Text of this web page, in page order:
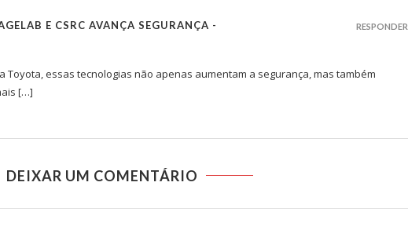
E CSRC AVANÇA SEGURANÇA -
Toyota, essas tecnologias não apenas aumentam a segurança, mas também
[…]
RESPONDER
DEIXAR UM COMENTÁRIO